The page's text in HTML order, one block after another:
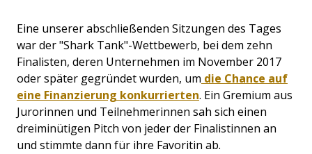
Eine unserer abschließenden Sitzungen des Tages
war der "Shark Tank"-Wettbewerb, bei dem zehn
Finalisten, deren Unternehmen im November 2017
oder später gegründet wurden, um die Chance auf
eine Finanzierung konkurrierten. Ein Gremium aus
Jurorinnen und Teilnehmerinnen sah sich einen
dreiminütigen Pitch von jeder der Finalistinnen an
und stimmte dann für ihre Favoritin ab.